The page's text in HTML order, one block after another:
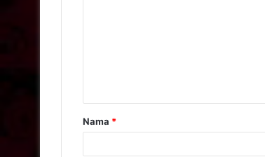
Nama *